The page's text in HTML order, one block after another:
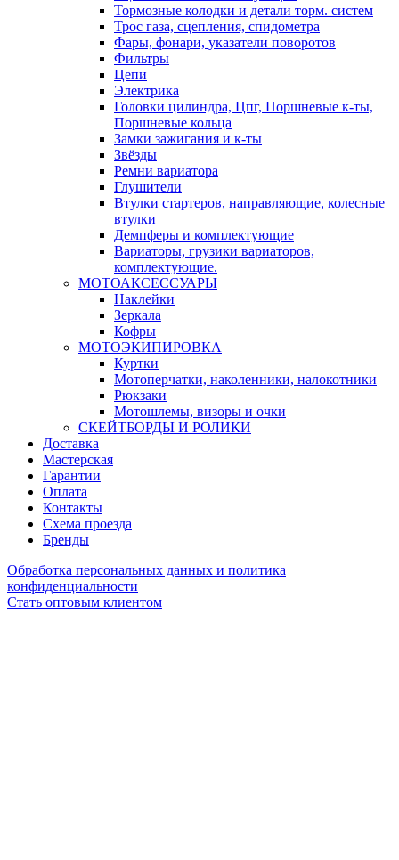
Тормозные колодки и детали торм. систем
Трос газа, сцепления, спидометра
Фары, фонари, указатели поворотов
Фильтры
Цепи
Электрика
Головки цилиндра, Цпг, Поршневые к-ты,
Поршневые кольца
Замки зажигания и к-ты
Звёзды
Ремни вариатора
Глушители
Втулки стартеров, направляющие, колесные
втулки
Демпферы и комплектующие
Вариаторы, грузики вариаторов,
комплектующие.
МОТОАКСЕССУАРЫ
Наклейки
Зеркала
Кофры
МОТОЭКИПИРОВКА
Куртки
Мотоперчатки, наколенники, налокотники
Рюкзаки
Мотошлемы, визоры и очки
СКЕЙТБОРДЫ И РОЛИКИ
Доставка
Мастерская
Гарантии
Оплата
Контакты
Схема проезда
Бренды
Обработка персональных данных и политика
конфиденциальности
Стать оптовым клиентом